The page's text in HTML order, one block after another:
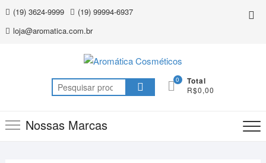
Skip
content
(19) 3624-9999
(19) 99994-6937
loja@aromatica.com.br
Pesquisar
por:
0 Total
R$0,00
Nossas Marcas